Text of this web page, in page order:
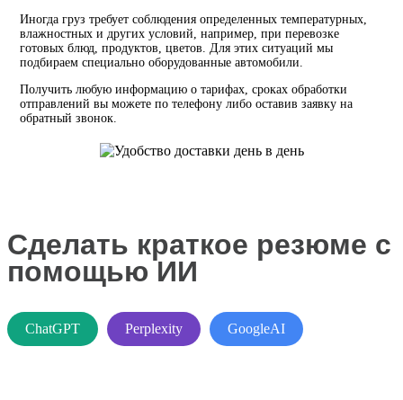
Иногда груз требует соблюдения определенных температурных,
влажностных и других условий, например, при перевозке
готовых блюд, продуктов, цветов. Для этих ситуаций мы
подбираем специально оборудованные автомобили.
Получить любую информацию о тарифах, сроках обработки
отправлений вы можете по телефону либо оставив заявку на
обратный звонок.
Сделать краткое резюме с
помощью ИИ
ChatGPT Perplexity GoogleAI